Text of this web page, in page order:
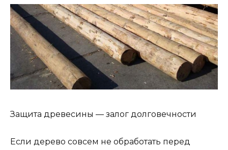
Защита древесины — залог долговечности
Если дерево совсем не обработать перед